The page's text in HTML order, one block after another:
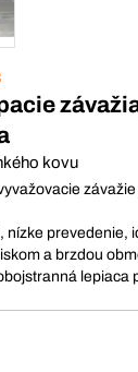
kovu
nízke prevedenie,
a brzdou
lepiaca